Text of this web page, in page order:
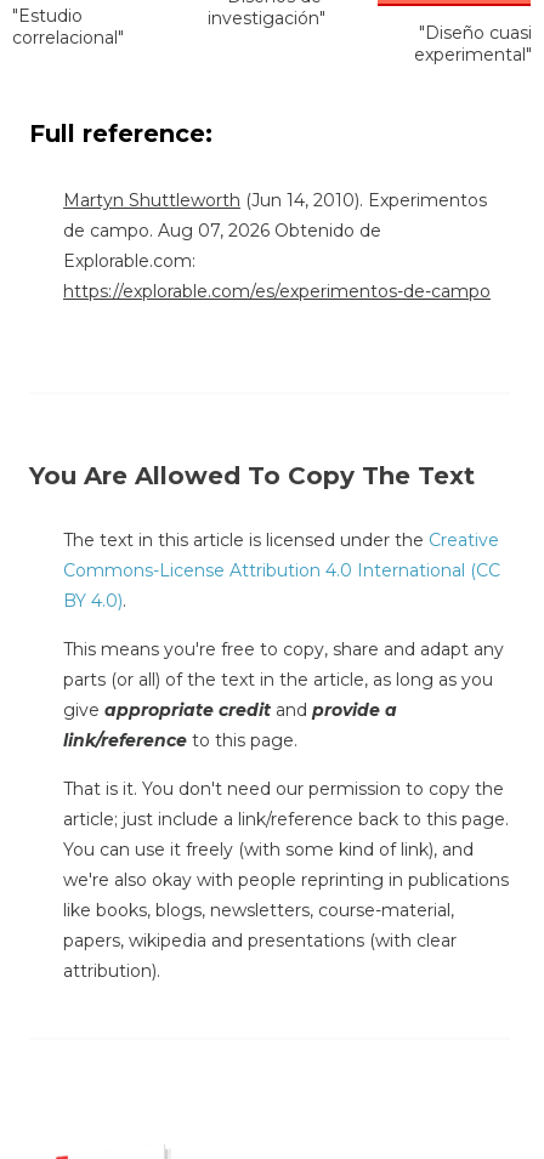
"Estudio
correlacional"
investigación"
"Diseño cuasi
experimental"
Full reference:
Martyn Shuttleworth (Jun 14, 2010). Experimentos
de campo. Aug 07, 2026 Obtenido de
Explorable.com:
https://explorable.com/es/experimentos-de-campo
You Are Allowed To Copy The Text
The text in this article is licensed under the Creative
Commons-License Attribution 4.0 International (CC
BY 4.0).
This means you're free to copy, share and adapt any
parts (or all) of the text in the article, as long as you
give appropriate credit and provide a
link/reference to this page.
That is it. You don't need our permission to copy the
article; just include a link/reference back to this page.
You can use it freely (with some kind of link), and
we're also okay with people reprinting in publications
like books, blogs, newsletters, course-material,
papers, wikipedia and presentations (with clear
attribution).